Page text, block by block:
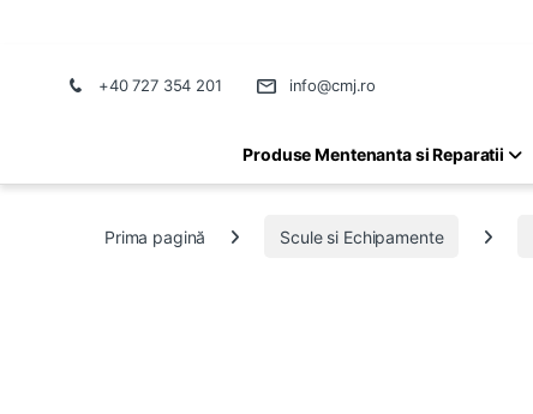
+40 727 354 201 info@cmj.ro
Produse Mentenanta si Reparatii
Prima pagină Scule si Echipamente